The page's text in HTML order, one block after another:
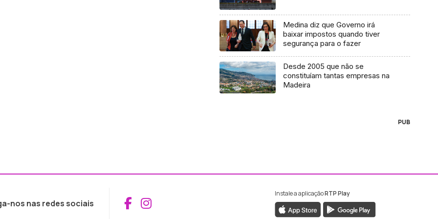
Medina diz que Governo irá
baixar impostos quando tiver
segurança para o fazer
Desde 2005 que não se
constituíam tantas empresas na
Madeira
PUB
nos nas redes sociais Aceder ao Facebook da RTP Madeira
Aceder ao Instagram da RTP Madeira
Instale a aplicaçãoRTP Play